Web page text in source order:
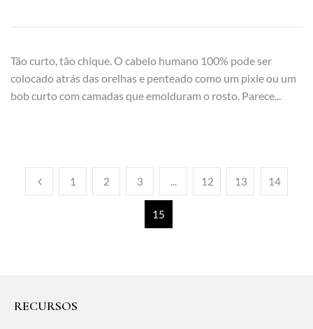
Tão curto, tão chique. O cabelo humano 100% pode ser
colocado atrás das orelhas e penteado como um pixie ou um
bob curto com camadas que emolduram o rosto. Parece...
1 2 3 ... 12 13 14
15
RECURSOS